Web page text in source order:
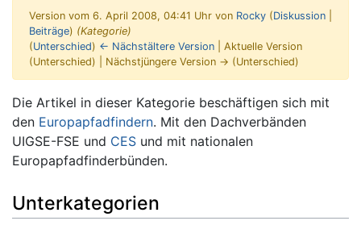
Version vom 6. April 2008, 04:41 Uhr von Rocky (Diskussion
Beiträge) (Kategorie)
(Unterschied) ← Nächstältere Version | Aktuelle Version
(Unterschied) | Nächstjüngere Version → (Unterschied)
Wechseln zu:Navigation,Suche
Die Artikel in dieser Kategorie beschäftigen sich mit
den Europapfadfindern. Mit den Dachverbänden
UIGSE-FSE und CES und mit nationalen
Europapfadfinderbünden.
Unterkategorien